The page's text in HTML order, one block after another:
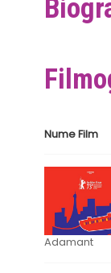
Nume Film
Adamant